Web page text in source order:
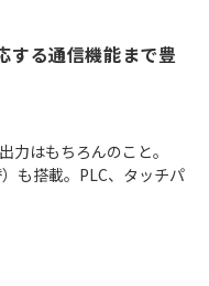
する通信機能まで豊
力はもちろんのこと。
も搭載。PLC、タッチパ